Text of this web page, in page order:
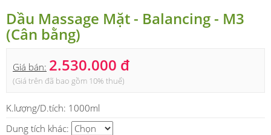
Dầu Massage Mặt - Balancing - M3
(Cân bằng)
Giá bán: 2.530.000 đ
(Giá trên đã bao gồm 10% thuế)
K.lượng/D.tích: 1000ml
Dung tích khác: